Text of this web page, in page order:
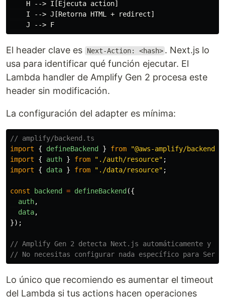
    H --> I[Ejecuta action]
    I --> J[Retorna HTML + redirect]
El header clave es Next-Action: <hash> . Next.js lo
usa para identificar qué función ejecutar. El
Lambda handler de Amplify Gen 2 procesa este
header sin modificación.
La configuración del adapter es mínima:
// amplify/backend.ts
import
{ defineBackend } from "@aws-amplify/backend
import
{ auth } from " ./auth/resource" ;
import
{ data } from " ./data/resource" ;
const backend = defineBackend ({
auth,
data,
});
// Amplify Gen 2 detecta Next.js automáticamente y
// No necesitas configurar nada específico para
Lo único que recomiendo es aumentar el timeout
del Lambda si tus actions hacen operaciones